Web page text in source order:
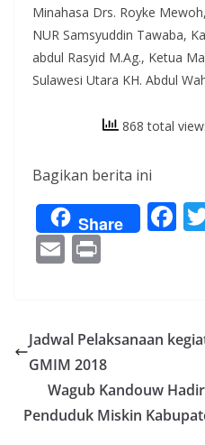
Minahasa Drs. Royke
NUR Samsyuddin Tawaba,
abdul Rasyid M.Ag., Ketua
Sulawesi Utara KH. Abdul
868 total
Bagikan berita ini
Share F
o
o
k
E
l
Jadwal Pelaksanaan
GMIM 2018
Wagub Kandouw
Penduduk Miskin